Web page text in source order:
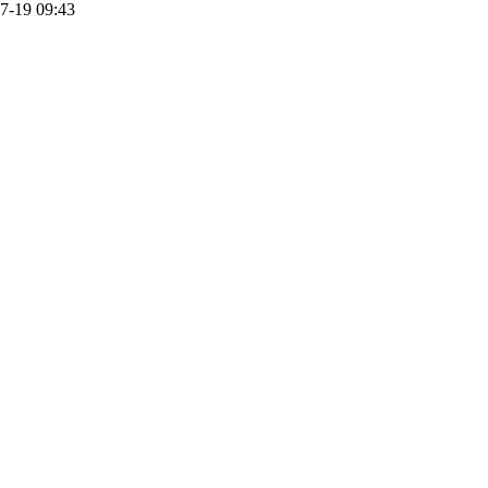
19 09:43